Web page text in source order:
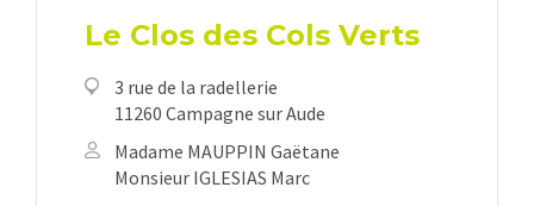
Le Clos des Cols Verts
3 rue de la radellerie
11260 Campagne sur Aude
Madame MAUPPIN Gaëtane
Monsieur IGLESIAS Marc